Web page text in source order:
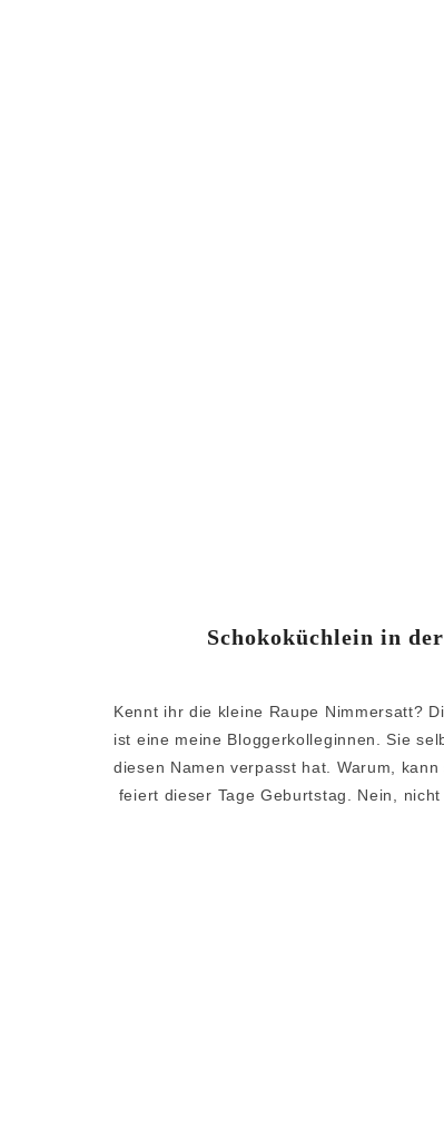
Schokoküchlein in
Kennt ihr die kleine Raupe Nimmersatt?
ist eine meine Bloggerkolleginnen. Sie
diesen Namen verpasst hat. Warum,
feiert dieser Tage Geburtstag. Nein, nicht